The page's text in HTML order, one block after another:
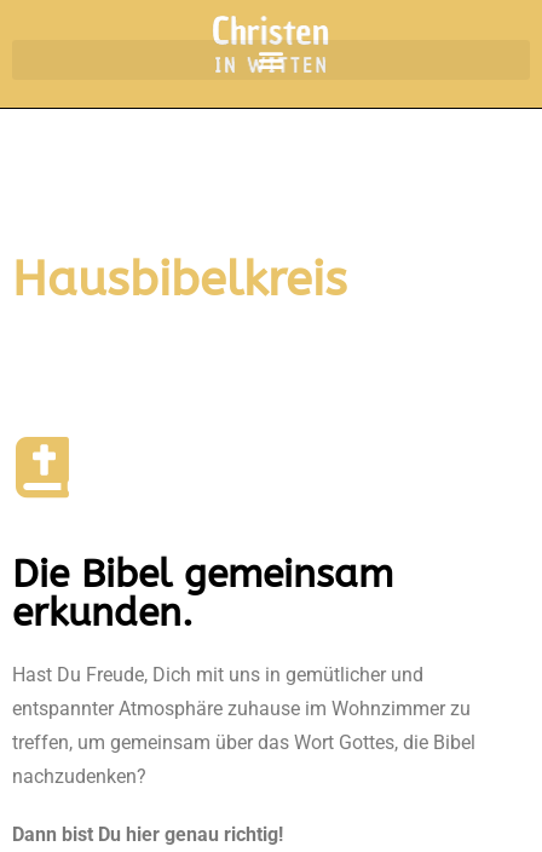
Hausbibelkreis
Die Bibel gemeinsam
erkunden.
Hast Du Freude, Dich mit uns in gemütlicher und
entspannter Atmosphäre zuhause im Wohnzimmer zu
treffen, um gemeinsam über das Wort Gottes, die Bibel
nachzudenken?
Dann bist Du hier genau richtig!